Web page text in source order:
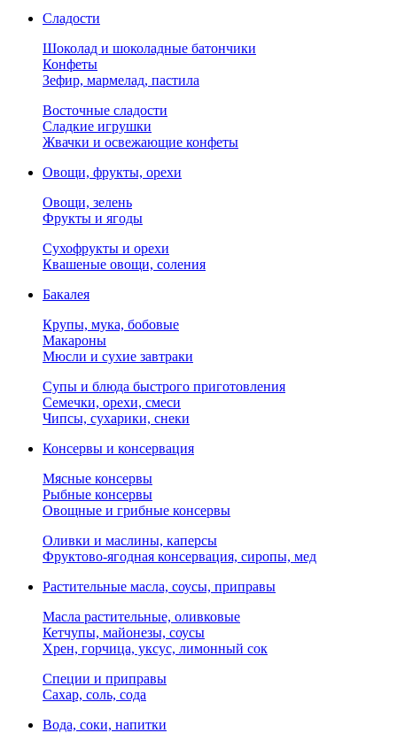
Сладости
Шоколад и шоколадные батончики
Конфеты
Зефир, мармелад, пастила
Восточные сладости
Сладкие игрушки
Жвачки и освежающие конфеты
Овощи, фрукты, орехи
Овощи, зелень
Фрукты и ягоды
Сухофрукты и орехи
Квашеные овощи, соления
Бакалея
Крупы, мука, бобовые
Макароны
Мюсли и сухие завтраки
Супы и блюда быстрого приготовления
Семечки, орехи, смеси
Чипсы, сухарики, снеки
Консервы и консервация
Мясные консервы
Рыбные консервы
Овощные и грибные консервы
Оливки и маслины, каперсы
Фруктово-ягодная консервация, сиропы, мед
Растительные масла, соусы, приправы
Масла растительные, оливковые
Кетчупы, майонезы, соусы
Хрен, горчица, уксус, лимонный сок
Специи и приправы
Сахар, соль, сода
Вода, соки, напитки